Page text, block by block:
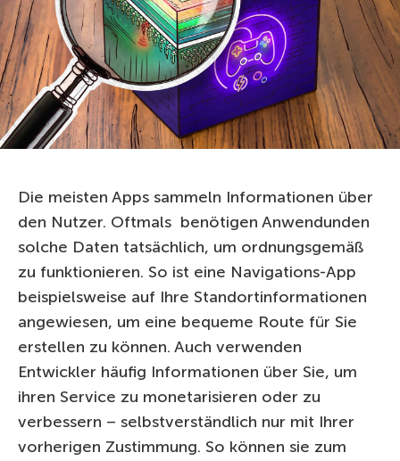
Die meisten Apps sammeln Informationen über
den Nutzer. Oftmals benötigen Anwendunden
solche Daten tatsächlich, um ordnungsgemäß
zu funktionieren. So ist eine Navigations-App
beispielsweise auf Ihre Standortinformationen
angewiesen, um eine bequeme Route für Sie
erstellen zu können. Auch verwenden
Entwickler häufig Informationen über Sie, um
ihren Service zu monetarisieren oder zu
verbessern – selbstverständlich nur mit Ihrer
vorherigen Zustimmung. So können sie zum